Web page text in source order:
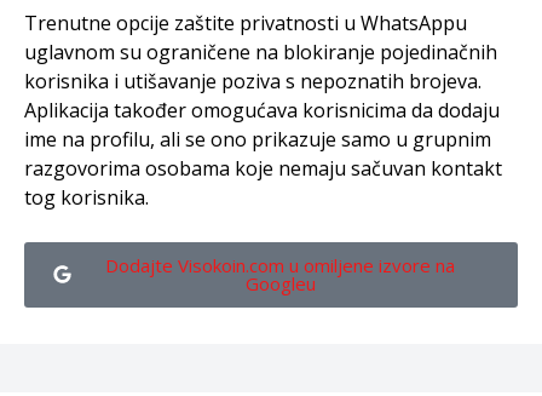
Trenutne opcije zaštite privatnosti u WhatsAppu
uglavnom su ograničene na blokiranje pojedinačnih
korisnika i utišavanje poziva s nepoznatih brojeva.
Aplikacija također omogućava korisnicima da dodaju
ime na profilu, ali se ono prikazuje samo u grupnim
razgovorima osobama koje nemaju sačuvan kontakt
tog korisnika.
Dodajte Visokoin.com u omiljene izvore na
Googleu